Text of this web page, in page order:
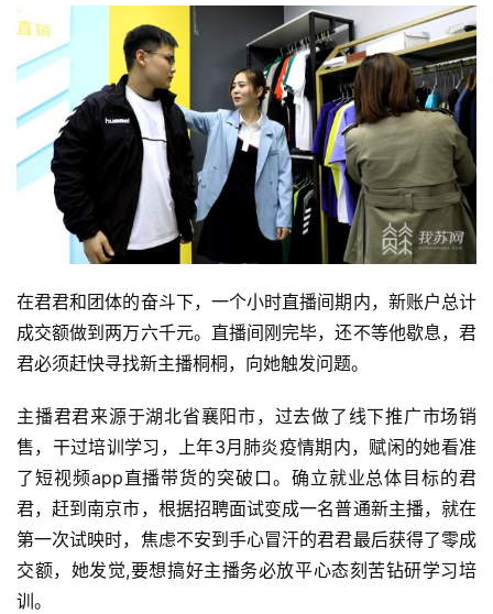
在君君和团体的奋斗下，一个小时直播间期内，新账户总计
成交额做到两万六千元。直播间刚完毕，还不等他歇息，君
君必须赶快寻找新主播桐桐，向她触发问题。
主播君君来源于湖北省襄阳市，过去做了线下推广市场销
售，干过培训学习，上年3月肺炎疫情期内，赋闲的她看准
了短视频app直播带货的突破口。确立就业总体目标的君
君，赶到南京市，根据招聘面试变成一名普通新主播，就在
第一次试映时，焦虑不安到手心冒汗的君君最后获得了零成
交额，她发觉,要想搞好主播务必放平心态刻苦钻研学习培
训。